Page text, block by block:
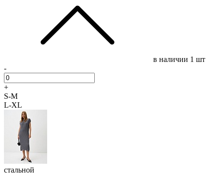
в наличии 1 шт
-
+
S-M
L-XL
стальной